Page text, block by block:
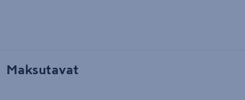
Maksutavat